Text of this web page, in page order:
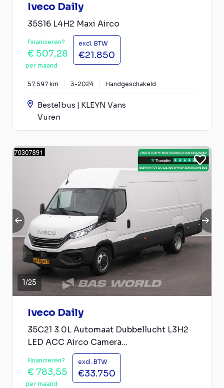
Iveco Daily
35S16 L4H2 Maxi Airco
Financieren?
€ 507,28
per maand
excl. BTW
€21.850
57.597 km 3-2024 Handgeschakeld
Bestelbus | KLEYN Vans
Vuren
1/25
Iveco Daily
35C21 3.0L Automaat Dubbellucht L3H2
LED ACC Airco Camera...
Financieren?
€ 783,55
per maand
excl. BTW
€33.750